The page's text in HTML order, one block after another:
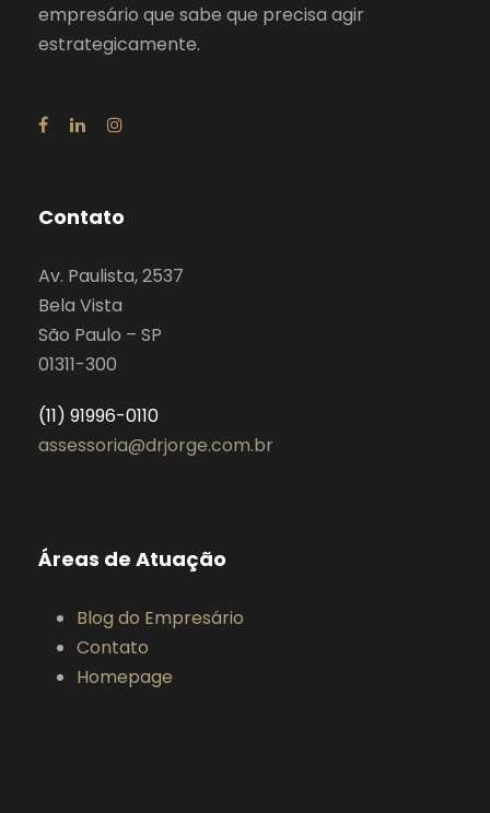
empresário que sabe que precisa agir
estrategicamente.
Contato
Av. Paulista, 2537
Bela Vista
São Paulo – SP
01311-300
(11) 91996-0110
assessoria@drjorge.com.br
Áreas de Atuação
Blog do Empresário
Contato
Homepage